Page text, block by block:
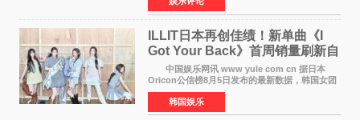
以重落地·真务实·强链接为主题的2026&lsquo;人
工智能+&rsquo
ILLIT日本再创佳绩！新单曲《I
Got Your Back》首周销量刷新自
身纪录
中国娱乐网讯 www yule com cn 据日本
Oricon公信榜8月5日发布的最新数据，韩国女团
ILLIT在日本发行的第二张单曲《I Got Your
Back》首周销量达到71,009张，成功跻身最新一
期周单曲排行
韩国娱乐